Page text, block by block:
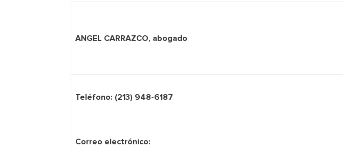
ANGEL CARRAZCO, abogado
Teléfono: (213) 948-6187
Correo electrónico: